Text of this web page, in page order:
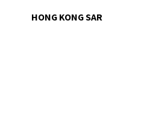
HONG KONG SAR